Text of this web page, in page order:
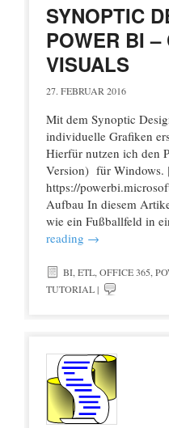
SYNOPTIC
POWER BI –
VISUALS
27. FEBRUAR 2016
Mit dem Synoptic
individuelle Grafiken
Hierfür nutzen ich den
Version) für Windows.
https://
Aufbau In diesem
wie ein Fußballfeld in
reading →
BI, ETL, OFFICE 365
TUTORIAL|